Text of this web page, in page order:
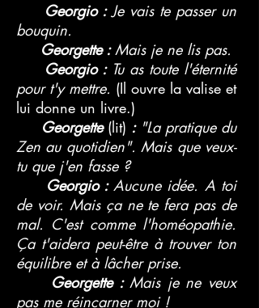
Georgio :Je vais te passer un
bouquin.
Georgette :Mais je ne lis pas.
Georgio : Tu as toute l'éternité
pour t'y mettre. (Il ouvre la valise et
lui donne un livre.)
Georgette (lit) : "La pratique du
Zen au quotidien". Mais que veux-
tu que j'en fasse ?
Georgio :Aucune idée. A toi
de voir. Mais ça ne te fera pas de
mal. C'est comme l'homéopathie.
Ça t'aidera peut-être à trouver ton
équilibre et à lâcher prise.
Georgette :Mais je ne veux
pas me réincarner moi !